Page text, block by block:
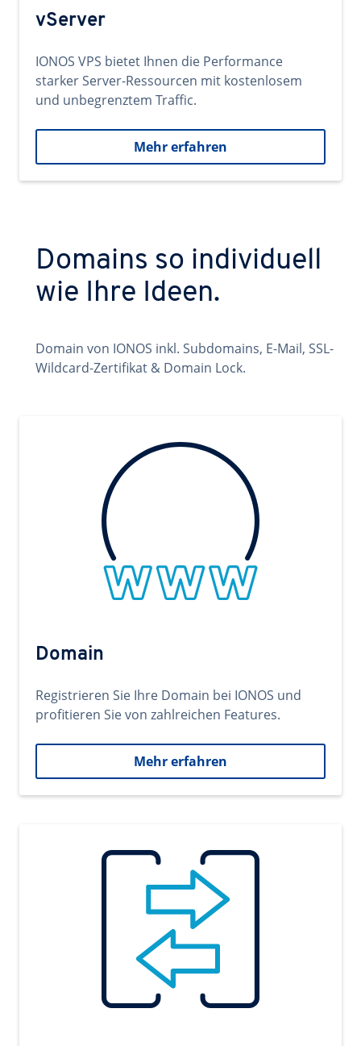
vServer
IONOS VPS bietet Ihnen die Performance
starker Server-Ressourcen mit kostenlosem
und unbegrenztem Traffic.
Mehr erfahren
Domains so individuell
wie Ihre Ideen.
Domain von IONOS inkl. Subdomains, E-Mail, SSL-
Wildcard-Zertifikat & Domain Lock.
Domain
Registrieren Sie Ihre Domain bei IONOS und
profitieren Sie von zahlreichen Features.
Mehr erfahren